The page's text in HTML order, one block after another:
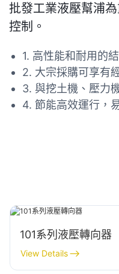
批發工業液壓幫浦
控制。
1. 高性能和耐用的
2. 大宗採購可享有
3. 與挖土機、壓力
4. 節能高效運行，
101系列液壓轉向器
View Details